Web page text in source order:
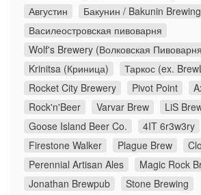
Августин
Бакунин / Bakunin
Василеостровская пивоварня
Wolf's Brewery (Волковская
Krinitsa (Криница)
Таркос (ex.
Rocket City Brewery
Pivot Point
Rock'n'Beer
Varvar Brew
LiS
Goose Island Beer Co.
4IT 6r3w3ry
Firestone Walker
Plague Brew
Perennial Artisan Ales
Magic Rock
Jonathan Brewpub
Stone Brewing